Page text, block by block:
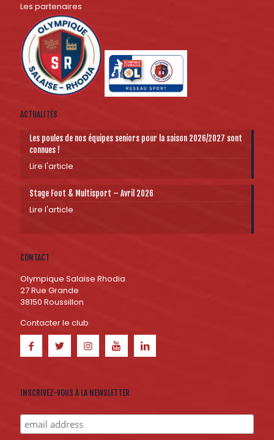
Les partenaires
ACTUALITÉS
Les poules de nos équipes seniors pour la saison 2026/2027 sont
connues !
Lire l'article
Stage Foot & Multisport – Avril 2026
Lire l'article
CONTACT
Olympique Salaise Rhodia
27 Rue Grande
38150 Roussillon
Contacter le club
INSCRIVEZ-VOUS À LA NEWSLETTER